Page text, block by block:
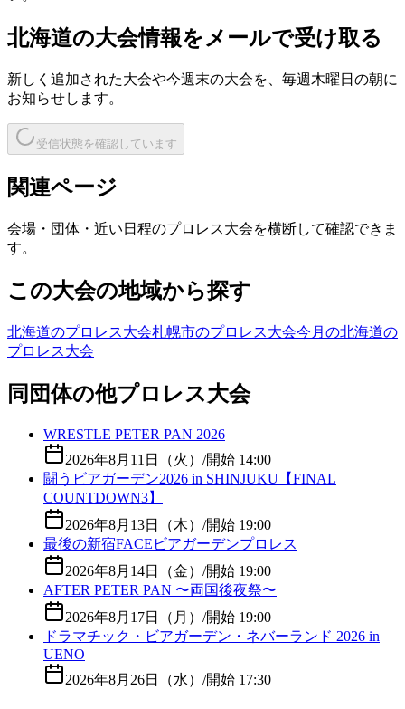
北海道の大会情報をメールで受け取る
新しく追加された大会や今週末の大会を、 毎週木曜日の朝に
お知らせします。
受信状態を確認しています
関連ページ
会場・団体・近い日程のプロレス大会を横断して確認できま
す。
この大会の地域から探す
北海道のプロレス大会札幌市のプロレス大会今月の北海道の
プロレス大会
同団体の他プロレス大会
WRESTLE PETER PAN 2026
2026年8月11日（火） /開始 14:00
闘うビアガーデン2026 in SHINJUKU【FINAL
COUNTDOWN3】
2026年8月13日（木） /開始 19:00
最後の新宿FACEビアガーデンプロレス
2026年8月14日（金） /開始 19:00
AFTER PETER PAN 〜両国後夜祭〜
2026年8月17日（月） /開始 19:00
ドラマチック・ビアガーデン・ネバーランド 2026 in
UENO
2026年8月26日（水） /開始 17:30